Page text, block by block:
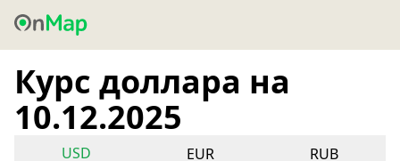
Курс доллара на
10.12.2025
USD EUR
RUB